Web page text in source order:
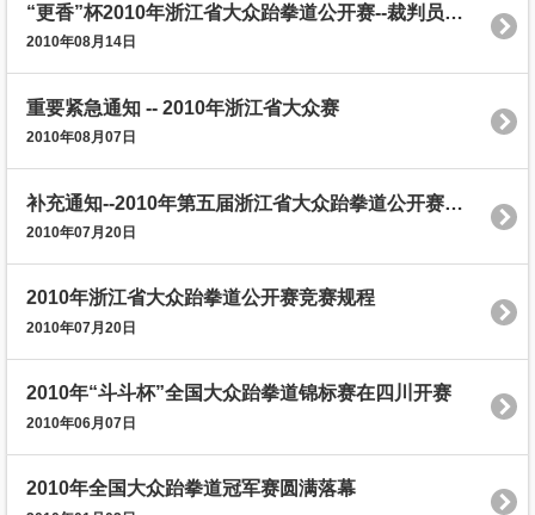
“更香”杯2010年浙江省大众跆拳道公开赛--裁判员选调通知
2010年08月14日
重要紧急通知 -- 2010年浙江省大众赛
2010年08月07日
补充通知--2010年第五届浙江省大众跆拳道公开赛补充通知
2010年07月20日
2010年浙江省大众跆拳道公开赛竞赛规程
2010年07月20日
2010年“斗斗杯”全国大众跆拳道锦标赛在四川开赛
2010年06月07日
2010年全国大众跆拳道冠军赛圆满落幕